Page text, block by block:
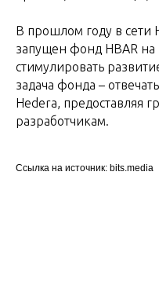
В прошлом году в сети
запущен фонд HBAR
стимулировать
задача фонда –
Hedera, предоставляя
разработчикам.
Ссылка на источник: bits.media